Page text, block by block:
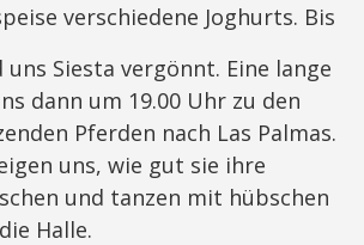
verschiedene Joghurts. Bis
uns Siesta vergönnt. Eine lange
dann um 19.00 Uhr zu den
Pferden nach Las Palmas.
uns, wie gut sie ihre
und tanzen mit hübschen
Halle.